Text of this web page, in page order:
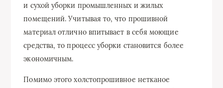
и сухой уборки промышленных и жилых
помещений. Учитывая то, что прошивной
материал отлично впитывает в себя моющие
средства, то процесс уборки становится более
экономичным.
Помимо этого холстопрошивное нетканое